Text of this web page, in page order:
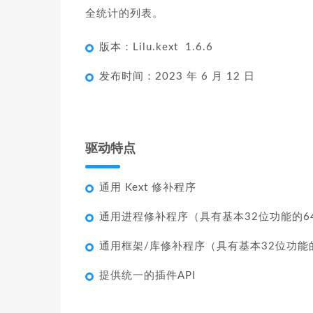
全统计的列表。
版本：Lilu.kext 1.6.6
发布时间：2023 年 6 月 12 日
驱动特点
通用 Kext 修补程序
通用进程修补程序（具有基本32位功能的
通用框架/库修补程序（具有基本32位功能
提供统一的插件API